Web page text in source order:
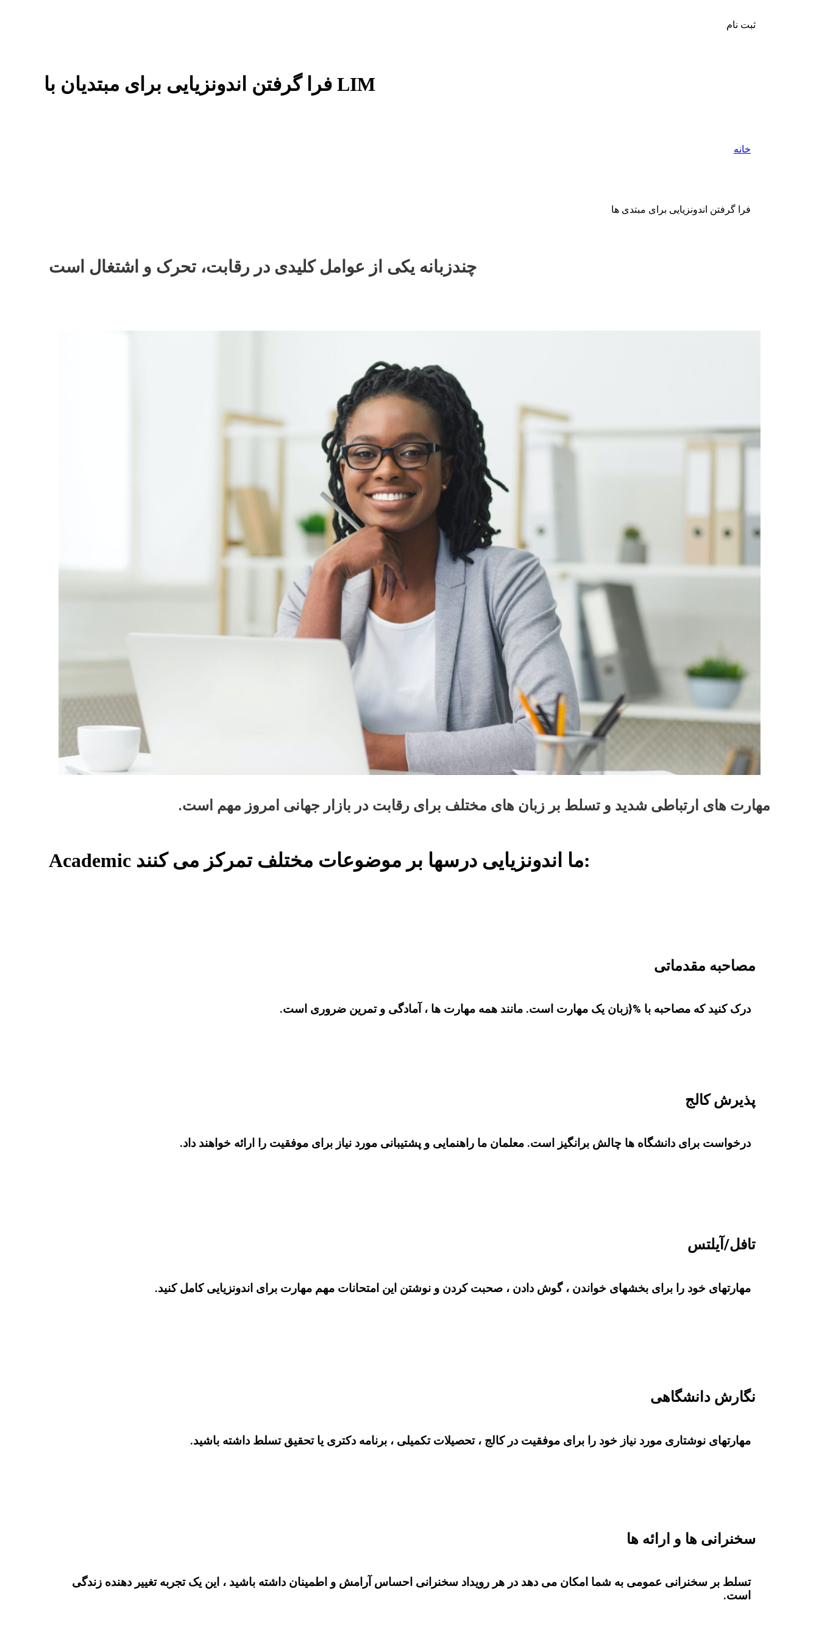
ثبت نام
فرا گرفتن اندونزیایی برای مبتدیان با LIM
خانه
فرا گرفتن اندونزیایی برای مبتدی ها
چندزبانه یکی از عوامل کلیدی در رقابت، تحرک و اشتغال است
مهارت های ارتباطی شدید و تسلط بر زبان های مختلف برای رقابت در بازار جهانی امروز مهم است.
Academic ما اندونزیایی درسها بر موضوعات مختلف تمرکز می کنند:
مصاحبه مقدماتی
درک کنید که مصاحبه با %{زبان یک مهارت است. مانند همه مهارت ها ، آمادگی و تمرین ضروری است.
پذیرش کالج
درخواست برای دانشگاه ها چالش برانگیز است. معلمان ما راهنمایی و پشتیبانی مورد نیاز برای موفقیت را ارائه خواهند داد.
تافل/آیلتس
مهارتهای خود را برای بخشهای خواندن ، گوش دادن ، صحبت کردن و نوشتن این امتحانات مهم مهارت برای اندونزیایی کامل کنید.
نگارش دانشگاهی
مهارتهای نوشتاری مورد نیاز خود را برای موفقیت در کالج ، تحصیلات تکمیلی ، برنامه دکتری یا تحقیق تسلط داشته باشید.
سخنرانی ها و ارائه ها
تسلط بر سخنرانی عمومی به شما امکان می دهد در هر رویداد سخنرانی احساس آرامش و اطمینان داشته باشید ، این یک تجربه تغییر دهنده زندگی
است.